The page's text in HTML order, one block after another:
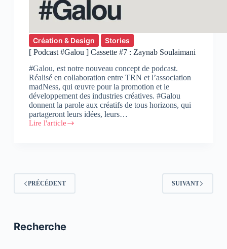
Création & Design
Stories
[ Podcast #Galou ] Cassette #7 : Zaynab Soulaimani
#Galou, est notre nouveau concept de podcast.
Réalisé en collaboration entre TRN et l’association
madNess, qui œuvre pour la promotion et le
développement des industries créatives. #Galou
donnent la parole aux créatifs de tous horizons, qui
partageront leurs idées, leurs…
Lire l'article
[
Zaynab
Soulaimani
PRÉCÉDENT SUIVANT
Recherche